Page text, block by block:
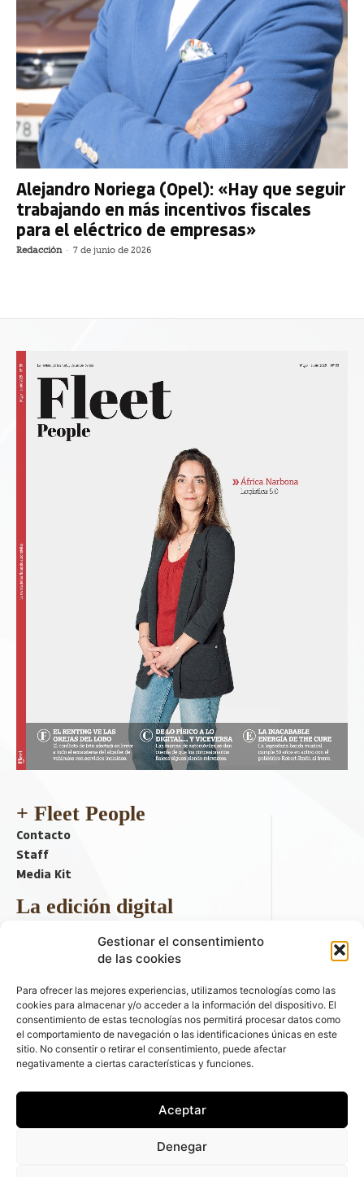
Gestionar el consentimiento
de las cookies
Para ofrecer las mejores experiencias, utilizamos tecnologías como las
cookies para almacenar y/o acceder a la información del dispositivo. El
consentimiento de estas tecnologías nos permitirá procesar datos como
el comportamiento de navegación o las identificaciones únicas en este
sitio. No consentir o retirar el consentimiento, puede afectar
negativamente a ciertas características y funciones.
Aceptar
Denegar
Alejandro Noriega (Opel): «Hay que seguir
trabajando en más incentivos fiscales
para el eléctrico de empresas»
Redacción - 7 de junio de 2026
+ Fleet People
Contacto
Staff
Media Kit
La edición digital
Descargar último ejemplar
ir a hemeroteca
+ Contenido en redes sociales
automóviles - C/ Fernández de la Hoz 70, 1ºB - 28003 - Madrid